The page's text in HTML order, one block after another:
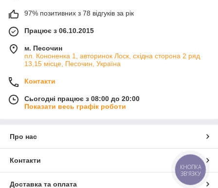
97% позитивних з 78 відгуків за рік
Працює з 06.10.2015
м. Песочин
пл. Кононенка 1, авторинок Лоск, східна сторона 2 ряд
13,15 місце, Песочин, Україна
Контакти
Сьогодні працює з 08:00 до 20:00
Показати весь графік роботи
Про нас
Контакти
Доставка та оплата
КНОПКА
ЗВ'ЯЗКУ